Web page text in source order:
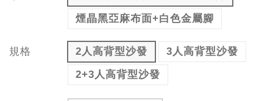
煙晶黑亞麻布面+白色金屬腳
規格 2人高背型沙發
3人高背型沙發
2+3人高背型沙發